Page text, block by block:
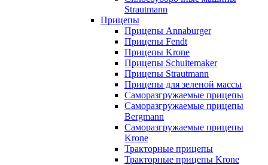
Strautmann
Прицепы
Прицепы Annaburger
Прицепы Fendt
Прицепы Krone
Прицепы Schuitemaker
Прицепы Strautmann
Прицепы для зеленой массы
Саморазгружаемые прицепы
Саморазгружаемые прицепы
Bergmann
Саморазгружаемые прицепы
Krone
Тракторные прицепы
Тракторные прицепы Krone